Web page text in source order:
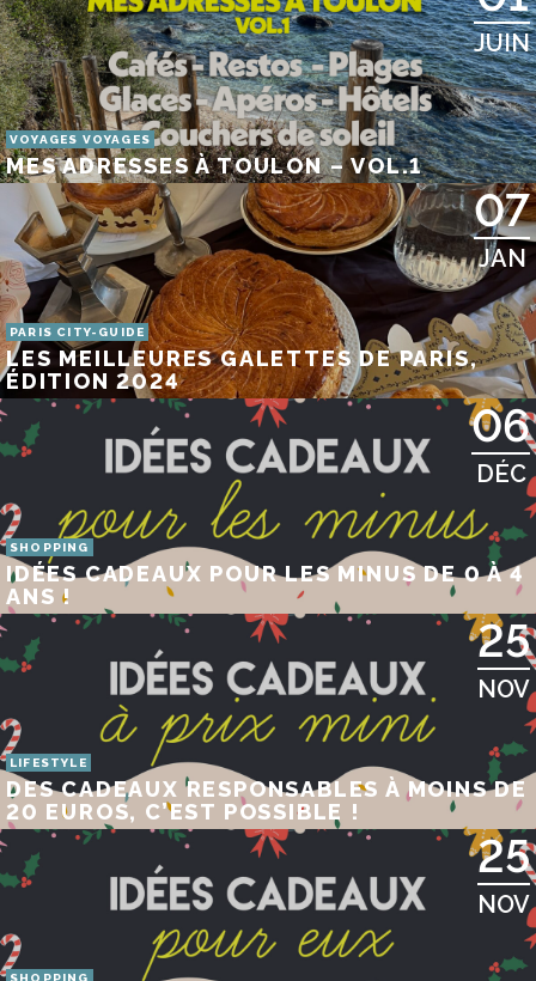
JUIN
VOYAGES VOYAGES
MES ADRESSES À TOULON – VOL.1
07
JAN
PARIS CITY-GUIDE
LES MEILLEURES GALETTES DE PARIS,
ÉDITION 2024
06
DÉC
SHOPPING
IDÉES CADEAUX POUR LES MINUS DE 0 À 4
ANS !
25
NOV
LIFESTYLE
DES CADEAUX RESPONSABLES À MOINS DE
20 EUROS, C’EST POSSIBLE !
25
NOV